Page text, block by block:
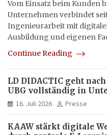
Vom Einsatz beim Kunden
Unternehmen verbindet
Ingenieurarbeit mit
Ausbildung und eigenen
Continue Reading
LD DIDACTIC geht
UBG vollständig in
16. Juli 2026 Presse
KAAW stärkt digitale